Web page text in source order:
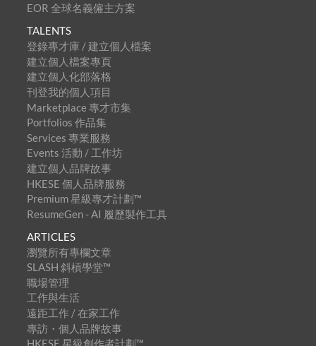
EOR 全球名義僱主方案
TALENTS
登錄專才庫 / 建立個人檔案
建立個人檔案專頁
建立個人化部落格
刊登我的個人項目
Marketplace 專才市集
Portfolios 作品集
Services 專業服務
Events 活動 / 工作坊
建立個人品牌故事
HKESE 個人品牌服務
Premium 星級專才計劃™
ResumeGen - AI 履歷製作工具
ARTICLES
瀏覽所有專欄文章
SLASH 斜槓學堂™
職場管理
工作與生活
遠距工作 / 在家工作
專訪・個人品牌故事
HKESE 星級創作者計劃™